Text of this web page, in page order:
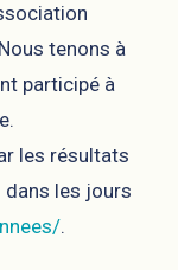
tenons à
participé à
les résultats
dans les jours
.